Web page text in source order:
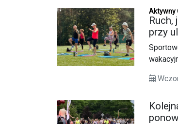
Aktywny
Ruch,
przy
czasu w